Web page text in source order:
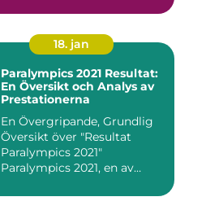
18. jan
Paralympics 2021 Resultat:
En Översikt och Analys av
Prestationerna
En Övergripande, Grundlig
Översikt över "Resultat
Paralympics 2021"
Paralympics 2021, en av